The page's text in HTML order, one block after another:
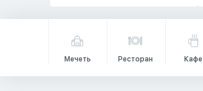
Мечеть Ресторан Кафе